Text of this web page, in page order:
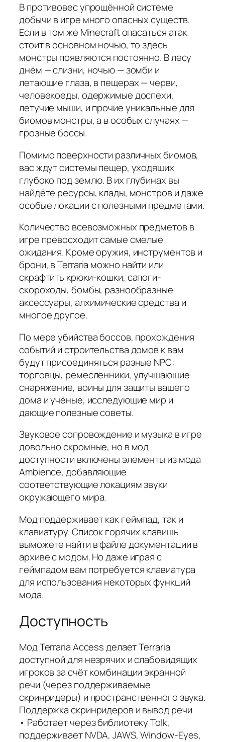
В противовес упрощённой системе
добычи в игре много опасных существ.
Если в том же Minecraft опасаться атак
стоит в основном ночью, то здесь
монстры появляются постоянно. В лесу
днём — слизни, ночью — зомби и
летающие глаза, в пещерах — черви,
человекоеды, одержимые доспехи,
летучие мыши, и прочие уникальные для
биомов монстры, а в особых случаях —
грозные боссы.
Помимо поверхности различных биомов,
вас ждут системы пещер, уходящих
глубоко под землю. В их глубинах вы
найдёте ресурсы, клады, монстров и даже
особые локации с полезными предметами.
Количество всевозможных предметов в
игре превосходит самые смелые
ожидания. Кроме оружия, инструментов и
брони, в Terraria можно найти или
скрафтить крюки-кошки, сапоги-
скороходы, бомбы, разнообразные
аксессуары, алхимические средства и
многое другое.
По мере убийства боссов, прохождения
событий и строительства домов к вам
будут присоединяться разные NPC:
торговцы, ремесленники, улучшающие
снаряжение, воины для защиты вашего
дома и учёные, исследующие мир и
дающие полезные советы.
Звуковое сопровождение и музыка в игре
довольно скромные, но в мод
доступности включены элементы из мода
Ambience, добавляющие
соответствующие локациям звуки
окружающего мира.
Мод поддерживает как геймпад, так и
клавиатуру. Список горячих клавишь
выможете найти в файле документации в
архиве с модом. Но даже играя с
геймпадом вам потребуется клавиатура
для использования некоторых функций
мода.
Доступность
Мод Terraria Access делает Terraria
доступной для незрячих и слабовидящих
игроков за счёт комбинации экранной
речи (через поддерживаемые
скринридеры) и пространственного звука.
Поддержка скринридеров и вывод речи
• Работает через библиотеку Tolk,
поддерживает NVDA, JAWS, Window‑Eyes,